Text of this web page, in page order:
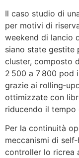
Il caso studio di
per motivi di
weekend di lancio
siano state gestite
cluster, composto
2 500 a 7 800 pod
grazie ai
ottimizzate con
riducendo il tempo
Per la continuità
meccanismi di
controller lo ricrea